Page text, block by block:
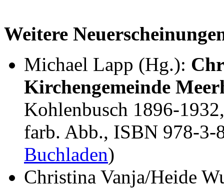
Weitere
Michael Lapp (Hg.):
Kirchengemeinde
Kohlenbusch 1896-
farb. Abb., ISBN 978-3-
Buchladen)
Christina Vanja/Heide